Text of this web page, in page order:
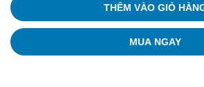
THÊM VÀO GIỎ
MUA NGAY